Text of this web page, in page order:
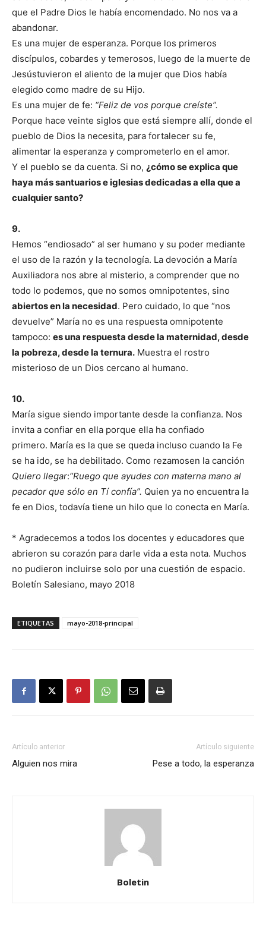
que el Padre Dios le había encomendado. No nos va a
abandonar.
Es una mujer de esperanza. Porque los primeros
discípulos, cobardes y temerosos, luego de la muerte de
Jesústuvieron el aliento de la mujer que Dios había
elegido como madre de su Hijo.
Es una mujer de fe: “Feliz de vos porque creíste”.
Porque hace veinte siglos que está siempre allí, donde el
pueblo de Dios la necesita, para fortalecer su fe,
alimentar la esperanza y comprometerlo en el amor.
Y el pueblo se da cuenta. Si no, ¿cómo se explica que
haya más santuarios e iglesias dedicadas a ella que a
cualquier santo?
9.
Hemos “endiosado” al ser humano y su poder mediante
el uso de la razón y la tecnología. La devoción a María
Auxiliadora nos abre al misterio, a comprender que no
todo lo podemos, que no somos omnipotentes, sino
abiertos en la necesidad. Pero cuidado, lo que “nos
devuelve” María no es una respuesta omnipotente
tampoco: es una respuesta desde la maternidad, desde
la pobreza, desde la ternura. Muestra el rostro
misterioso de un Dios cercano al humano.
10.
María sigue siendo importante desde la confianza. Nos
invita a confiar en ella porque ella ha confiado
primero. María es la que se queda incluso cuando la Fe
se ha ido, se ha debilitado. Como rezamosen la canción
Quiero llegar:“Ruego que ayudes con materna mano al
pecador que sólo en Tí confía”. Quien ya no encuentra la
fe en Dios, todavía tiene un hilo que lo conecta en María.
* Agradecemos a todos los docentes y educadores que
abrieron su corazón para darle vida a esta nota. Muchos
no pudieron incluirse solo por una cuestión de espacio.
Boletín Salesiano, mayo 2018
ETIQUETAS mayo-2018-principal
Artículo anterior
Alguien nos mira
Artículo siguiente
Pese a todo, la esperanza
Boletin